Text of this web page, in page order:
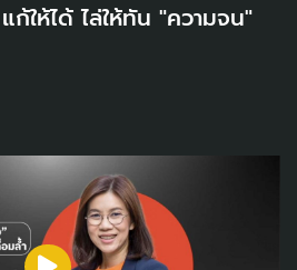
ให้ได้ ไล่ให้ทัน "ความจน"